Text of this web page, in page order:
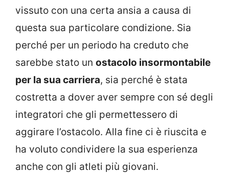
vissuto con una certa ansia a causa di
questa sua particolare condizione. Sia
perché per un periodo ha creduto che
sarebbe stato un ostacolo insormontabile
per la sua carriera, sia perché è stata
costretta a dover aver sempre con sé degli
integratori che gli permettessero di
aggirare l’ostacolo. Alla fine ci è riuscita e
ha voluto condividere la sua esperienza
anche con gli atleti più giovani.